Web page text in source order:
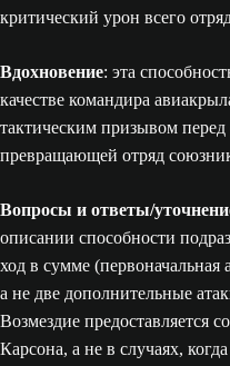
критический урон всего
Вдохновение: эта
качестве командира
тактическим призывом
превращающей отряд
Вопросы и ответы/
описании способности
ход в сумме (первоначальная
а не две дополнительные
Возмездие предоставляется
Карсона, а не в случаях,